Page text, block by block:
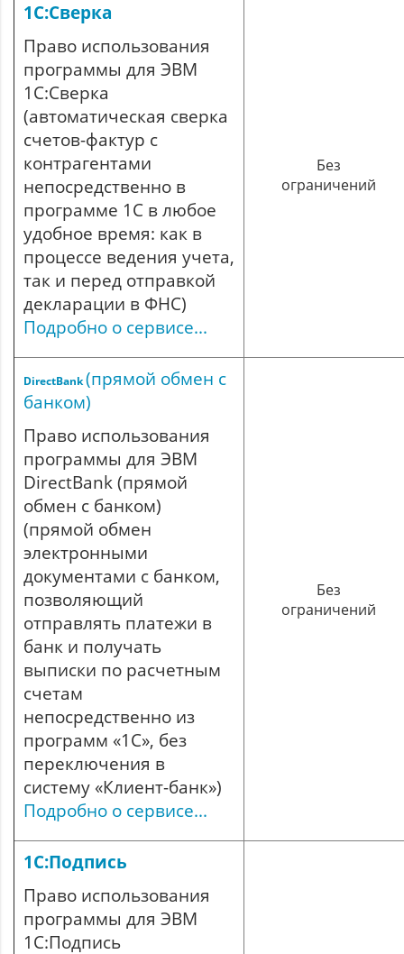
1С:Сверка
Право использования
программы для ЭВМ
1С:Сверка
(автоматическая сверка
счетов-фактур с
контрагентами
непосредственно в
программе 1С в любое
удобное время: как в
процессе ведения учета,
так и перед отправкой
декларации в ФНС)
Подробно о сервисе...
Без
ограничений
DirectBank(прямой обмен с
банком)
Право использования
программы для ЭВМ
DirectBank (прямой
обмен с банком)
(прямой обмен
электронными
документами с банком,
позволяющий
отправлять платежи в
банк и получать
выписки по расчетным
счетам
непосредственно из
программ «1С», без
переключения в
систему «Клиент-банк»)
Подробно о сервисе...
Без
ограничений
1С:Подпись
Право использования
программы для ЭВМ
1С:Подпись